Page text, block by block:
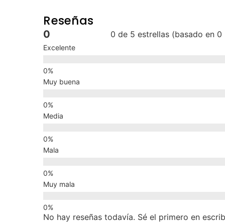
Reseñas
0 0 de 5 estrellas (basado en 0
Excelente
Muy buena
Media
Mala
Muy mala
No hay reseñas todavía. Sé el primero en